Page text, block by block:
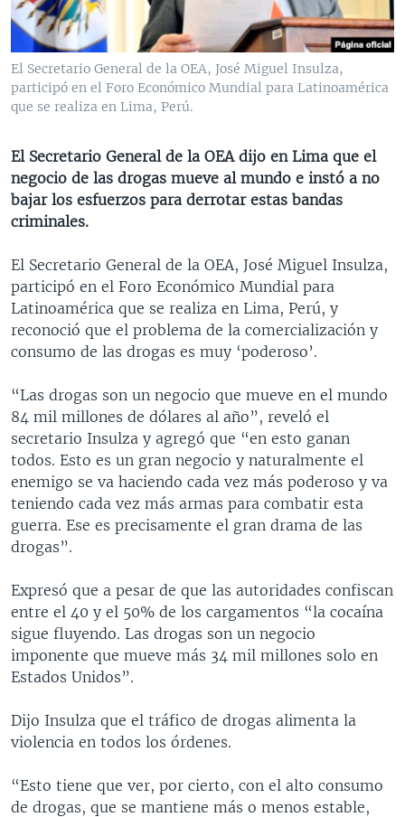
VENEZUELA
BRASIL
NICARAGUA
ECONOMÍA
ENTRETENIMIENTO Y CULTURA
TECNOLOGÍA
DEPORTES
MULTIMEDIA
VIDEOS
FOTOGRAFÍA
AUDIOS
PROGRAMAS TV
EL MUNDO AL DÍA
FORO INTERAMERICANO
LAS CLAVES
PANORAMA
RADIO
AVANCE INFORMATIVO
BUENOS DÍAS AMÉRICA
ESTADOS UNIDOS AL DÍA
DEPORTIVO INTERNACIONAL
NOTA ECONÓMICA
DIRECT
Learning English
Idiomas
El Secretario General de la OEA, José Miguel Insulza,
participó en el Foro Económico Mundial para Latinoamérica
que se realiza en Lima, Perú.
El Secretario General de la OEA dijo en Lima que el
negocio de las drogas mueve al mundo e instó a no
bajar los esfuerzos para derrotar estas bandas
criminales.
El Secretario General de la OEA, José Miguel Insulza,
participó en el Foro Económico Mundial para
Latinoamérica que se realiza en Lima, Perú, y
reconoció que el problema de la comercialización y
consumo de las drogas es muy ‘poderoso’.
“Las drogas son un negocio que mueve en el mundo
84 mil millones de dólares al año”, reveló el
secretario Insulza y agregó que “en esto ganan
todos. Esto es un gran negocio y naturalmente el
enemigo se va haciendo cada vez más poderoso y va
teniendo cada vez más armas para combatir esta
guerra. Ese es precisamente el gran drama de las
drogas”.
Expresó que a pesar de que las autoridades confiscan
entre el 40 y el 50% de los cargamentos “la cocaína
sigue fluyendo. Las drogas son un negocio
imponente que mueve más 34 mil millones solo en
Estados Unidos”.
Dijo Insulza que el tráfico de drogas alimenta la
violencia en todos los órdenes.
“Esto tiene que ver, por cierto, con el alto consumo
de drogas, que se mantiene más o menos estable,